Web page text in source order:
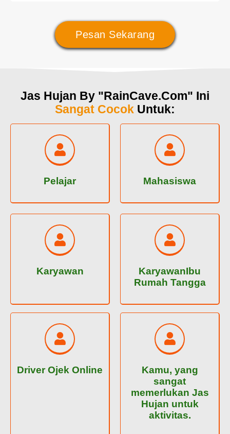
Pesan Sekarang
Jas Hujan By "RainCave.Com" Ini
Sangat Cocok Untuk:
Pelajar Mahasiswa
Karyawan
KaryawanIbu
Rumah Tangga
Driver Ojek Online
Kamu, yang
sangat
memerlukan Jas
Hujan untuk
aktivitas.